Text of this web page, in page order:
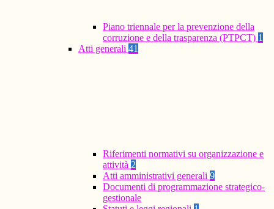
Piano triennale per la prevenzione della
corruzione e della trasparenza (PTPCT) 1
Atti generali 41
Riferimenti normativi su organizzazione e
attività 2
Atti amministrativi generali 9
Documenti di programmazione strategico-
gestionale